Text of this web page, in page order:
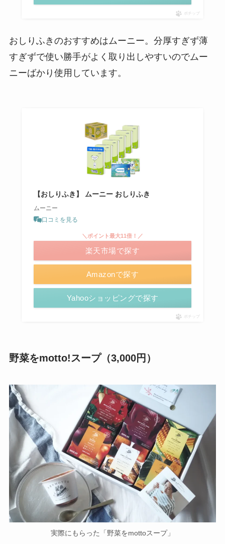
ポチップ
おしりふきのおすすめはムーニー。分厚すぎず薄
すぎずで使い勝手がよく取り出しやすいのでムー
ニーばかり使用しています。
【おしりふき】 ムーニー おしりふき
ムーニー
口コミを見る
Amazonで探す
＼ポイント最大11倍！／
楽天市場で探す
Yahooショッピングで探す
ポチップ
野菜をmotto!スープ（3,000円）
実際にもらった「野菜をmottoスープ」